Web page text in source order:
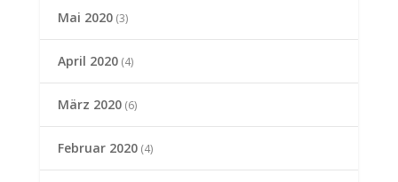
Mai 2020(3)
April 2020(4)
März 2020(6)
Februar 2020(4)